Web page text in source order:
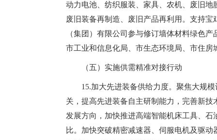
动力电池、纺织服装、家具、农机、废旧
废旧装备再制造、废旧产品再利用。支持
（集团）有限公司参与修订墙体材料绿色
市工业和信息化局、市生态环境局、市住
（五）实施供需精准对接行动
15.加大先进装备供给力度。聚焦大规
关，提高先进装备自主研制能力，完善新
发展方向，加快推进高端智能机床工具、
比。加快突破精密减速器、伺服电机及驱